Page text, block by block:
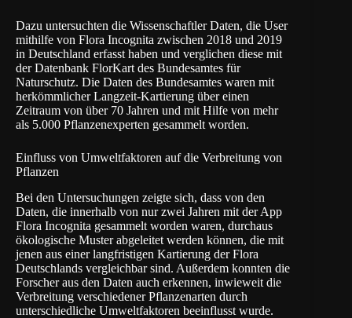
Dazu untersuchten die Wissenschaftler Daten, die User
mithilfe von Flora Incognita zwischen 2018 und 2019
in Deutschland erfasst haben und verglichen diese mit
der Datenbank FlorKart des Bundesamtes für
Naturschutz. Die Daten des Bundesamtes waren mit
herkömmlicher Langzeit-Kartierung über einen
Zeitraum von über 70 Jahren und mit Hilfe von mehr
als 5.000 Pflanzenexperten gesammelt worden.
Einfluss von Umweltfaktoren auf die Verbreitung von
Pflanzen
Bei den Untersuchungen zeigte sich, dass von den
Daten, die innerhalb von nur zwei Jahren mit der App
Flora Incognita gesammelt worden waren, durchaus
ökologische Muster abgeleitet werden können, die mit
jenen aus einer langfristigen Kartierung der Flora
Deutschlands vergleichbar sind. Außerdem konnten die
Forscher aus den Daten auch erkennen, inwieweit die
Verbreitung verschiedener Pflanzenarten durch
unterschiedliche Umweltfaktoren beeinflusst wurde.